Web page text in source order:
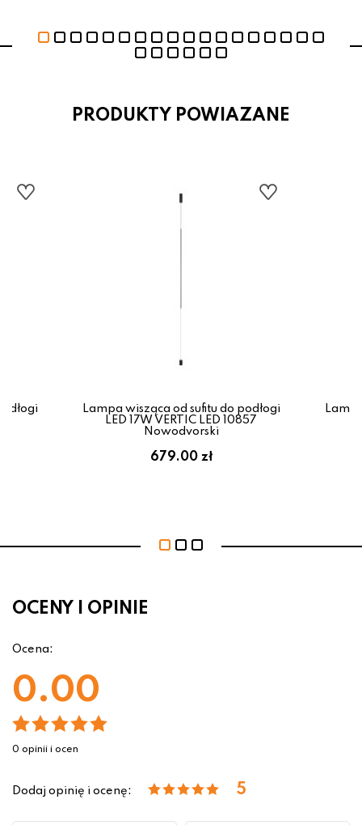
PRODUKTY POWIAZANE
Lampa wisząca od sufitu do podłogi
LED 17W VERTIC LED 10857
Nowodvorski
679.00 zł
OCENY I OPINIE
Ocena:
0.00
0 opinii i ocen
Dodaj opinię i ocenę: 5